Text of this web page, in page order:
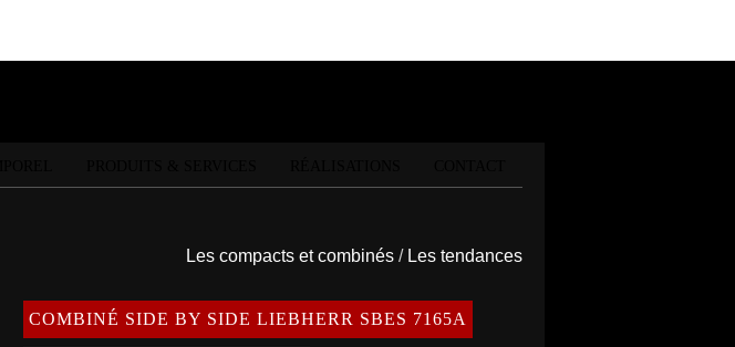
Les compacts et combinés / Les tendances
COMBINÉ SIDE BY SIDE LIEBHERR SBES 7165A